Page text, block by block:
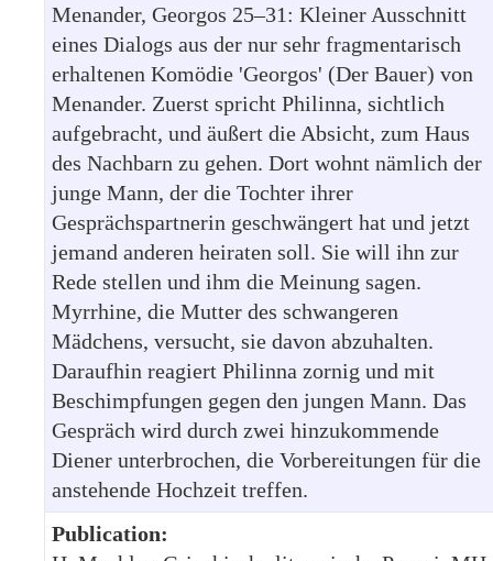
Menander, Georgos 25–31: Kleiner Ausschnitt
eines Dialogs aus der nur sehr fragmentarisch
erhaltenen Komödie 'Georgos' (Der Bauer) von
Menander. Zuerst spricht Philinna, sichtlich
aufgebracht, und äußert die Absicht, zum Haus
des Nachbarn zu gehen. Dort wohnt nämlich der
junge Mann, der die Tochter ihrer
Gesprächspartnerin geschwängert hat und jetzt
jemand anderen heiraten soll. Sie will ihn zur
Rede stellen und ihm die Meinung sagen.
Myrrhine, die Mutter des schwangeren
Mädchens, versucht, sie davon abzuhalten.
Daraufhin reagiert Philinna zornig und mit
Beschimpfungen gegen den jungen Mann. Das
Gespräch wird durch zwei hinzukommende
Diener unterbrochen, die Vorbereitungen für die
anstehende Hochzeit treffen.
Publication: